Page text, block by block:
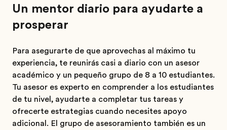
Un mentor diario para ayudarte a
prosperar
Para asegurarte de que aprovechas al máximo tu
experiencia, te reunirás casi a diario con un asesor
académico y un pequeño grupo de 8 a 10 estudiantes.
Tu asesor es experto en comprender a los estudiantes
de tu nivel, ayudarte a completar tus tareas y
ofrecerte estrategias cuando necesites apoyo
adicional. El grupo de asesoramiento también es un